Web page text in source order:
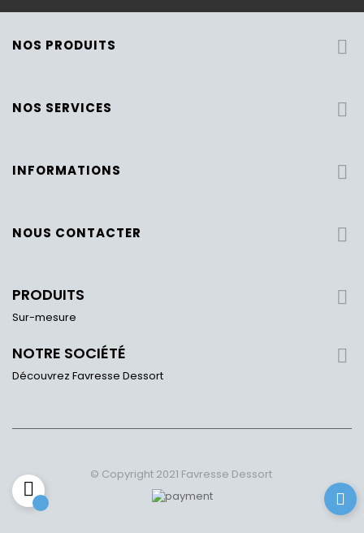
NOS PRODUITS 
NOS SERVICES 
INFORMATIONS 
NOUS CONTACTER 
PRODUITS 
Sur-mesure
NOTRE SOCIÉTÉ 
Découvrez Favresse Dessort
© Copyright 2021 Favresse Dessort